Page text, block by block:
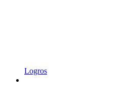
Logros